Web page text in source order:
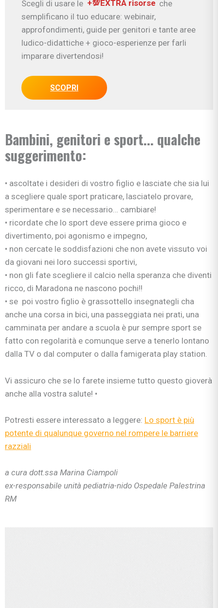
Scegli di usare le +💯EXTRA risorse che
semplificano il tuo educare: webinair,
approfondimenti, guide per genitori e tante aree
ludico-didattiche + gioco-esperienze per farli
imparare divertendosi!
SCOPRI
Bambini, genitori e sport... qualche
suggerimento:
• ascoltate i desideri di vostro figlio e lasciate che sia lui
a scegliere quale sport praticare, lasciatelo provare,
sperimentare e se necessario… cambiare!
• ricordate che lo sport deve essere prima gioco e
divertimento, poi agonismo e impegno,
• non cercate le soddisfazioni che non avete vissuto voi
da giovani nei loro successi sportivi,
• non gli fate scegliere il calcio nella speranza che diventi
ricco, di Maradona ne nascono pochi!!
• se poi vostro figlio è grassottello insegnategli cha
anche una corsa in bici, una passeggiata nei prati, una
camminata per andare a scuola è pur sempre sport se
fatto con regolarità e comunque serve a tenerlo lontano
dalla TV o dal computer o dalla famigerata play station.
Vi assicuro che se lo farete insieme tutto questo gioverà
anche alla vostra salute! •
Potresti essere interessato a leggere: Lo sport è più
potente di qualunque governo nel rompere le barriere
razziali
a cura dott.ssa Marina Ciampoli
ex-responsabile unità pediatria-nido Ospedale Palestrina
RM